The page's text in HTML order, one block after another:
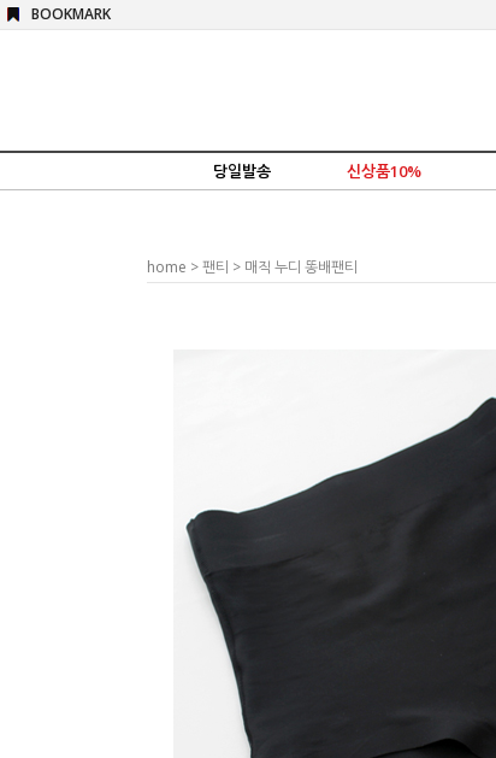
BOOKMARK
당일발송 신상품10%
home >팬티 > 매직 누디 똥배팬티